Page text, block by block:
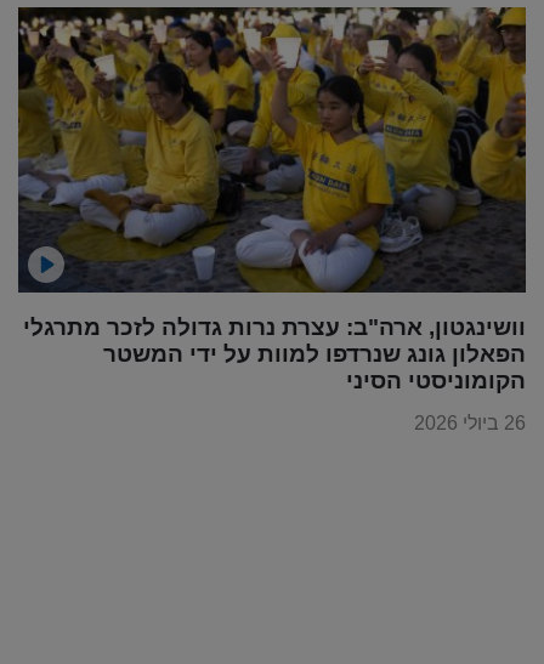
וושינגטון, ארה"ב: עצרת נרות גדולה לזכר מתרגלי
הפאלון גונג שנרדפו למוות על ידי המשטר
הקומוניסטי הסיני
26 ביולי 2026